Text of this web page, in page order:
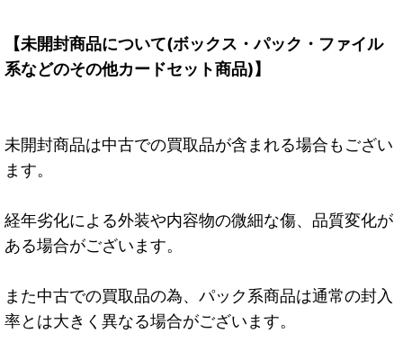
【未開封商品について(ボックス・パック・ファイル
系などのその他カードセット商品)】
未開封商品は中古での買取品が含まれる場合もござい
ます。
経年劣化による外装や内容物の微細な傷、品質変化が
ある場合がございます。
また中古での買取品の為、パック系商品は通常の封入
率とは大きく異なる場合がございます。